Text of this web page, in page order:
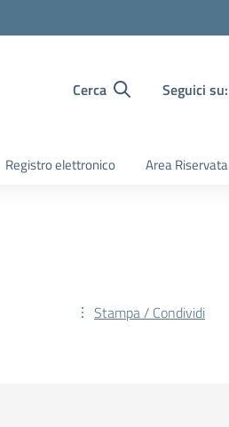
Cerca Seguici su:
Registro elettronico Area Riservata
Stampa / Condividi